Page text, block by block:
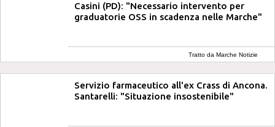
Casini (PD): "Necessario intervento per
graduatorie OSS in scadenza nelle Marche"
Tratto da Marche Notizie
Servizio farmaceutico all'ex Crass di Ancona.
Santarelli: "Situazione insostenibile"